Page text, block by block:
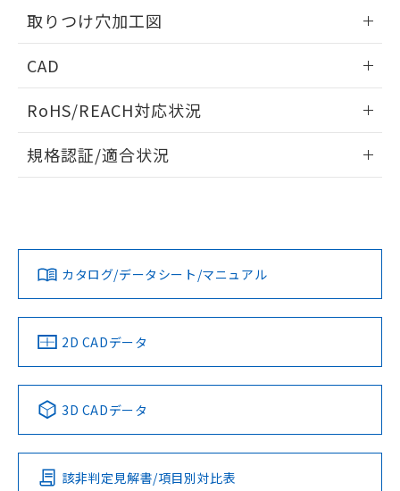
取りつけ穴加工図
CAD
ドすることができます。
ログイン/会員登録
ダウンロードデータをご利用いただく前に、以下を必ずお読
みください。
ソフトウェアの使用条件
RoHS/REACH対応状況
EU RoHS 注意事項・凡例
対応済み
中国 RoHS 注意事項・凡例
Pb Hg Cd Cr(VI)
O
規格認証/適合状況
LR型式承認
（イギリス
船舶規格）
DNV型式承認
（ノルウェー
BV型式承認
（フランス
KR型式
（韓国
No No No No
この製品の規格認証/適合状況ページへ
その他の認証はこちらのページからご検索ください
カタログ/データシート/マニュアル
2D CADデータ
3D CADデータ
該非判定見解書/項目別対比表
既に当社にて対応品への在庫切替を完了
していることから、特段のことがない限
り、2022年1月12日より割愛しておりま